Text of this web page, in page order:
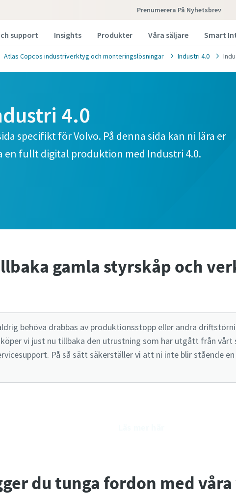
Prenumerera På Nyhetsbrev
support Insights Produkter Våra säljare Smart
Atlas Copcos industriverktyg och monteringslösningar Industri 4.0
4.0
specifikt för Volvo. På denna sida kan ni lära er
fullt digital produktion med Industri 4.0.
gamla styrskåp och
behöva drabbas av produktionsstopp eller andra
vi just nu tillbaka den utrustning som har utgått från
På så sätt säkerställer vi att ni inte blir stående
du tunga fordon med